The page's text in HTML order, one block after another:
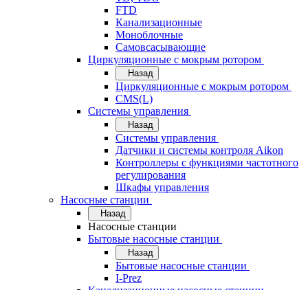
FTD
Канализационные
Моноблочные
Самовсасывающие
Циркуляционные с мокрым ротором
Назад
Циркуляционные с мокрым ротором
CMS(L)
Системы управления
Назад
Системы управления
Датчики и системы контроля Aikon
Контроллеры с функциями частотного
регулирования
Шкафы управления
Насосные станции
Назад
Насосные станции
Бытовые насосные станции
Назад
Бытовые насосные станции
I-Prez